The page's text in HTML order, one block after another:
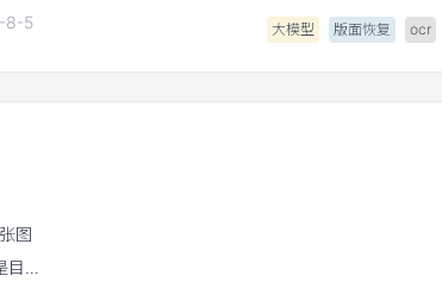
8-5
大模型 版面恢复 ocr
图
目